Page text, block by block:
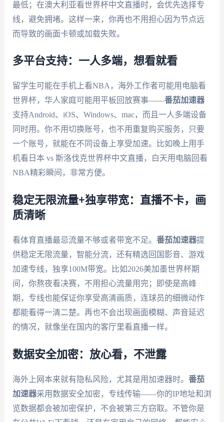
最低；在澳大利亚看世界杯中文直播时，会优先选择专
线，避免拥堵。这样一来，你再也不用担心因为节点远
而导致的画面卡顿或加载失败。
多平台支持：一人多端，想看就看
留学生可能在手机上看NBA，海外工作者可能用电脑看
世界杯，华人家庭可能用平板回放赛事——番茄加速器
支持Android、iOS、Windows、mac，而且一人多端设备
同时用。你不用切换账号，也不用重复购买服务，只要
一个账号，就能在不同设备上享受加速。比如晚上用手
机看日本 vs 斯洛伐克世界杯中文直播，白天用电脑回看
NBA精彩瞬间，非常方便。
稳定无限流量+独享带宽：直播不卡，画
质清晰
看体育直播最忌流量不够或者带宽不足。 番茄加速器提
供稳定无限流量，智能分流，还有精选回国影音、游戏
加速专线，独享100M带宽。比如2026美加墨世界杯期
间，你熬夜看决赛，不用担心流量用完；即使是高峰
期，专线也能保证你享受高清画质，连球员的细微动作
都能看得一清二楚。再也不会出现画面模糊、声音延迟
的情况，就像坐在国内的客厅里看直播一样。
数据安全加密：放心看，不泄露
海外上网本来就有隐私风险，尤其是用加速器时。 番茄
加速器采用数据安全加密，专线传输——你的IP地址和浏
览数据都会被加密保护，不会被第三方窃取。不管你是